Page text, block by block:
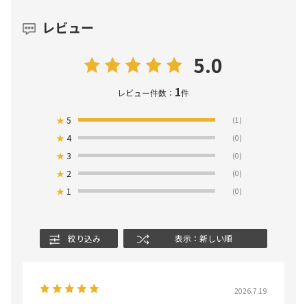
レビュー
5.0
レビュー件数： 1件
★5 (1)
★4 (0)
★3 (0)
★ 2 (0)
★ 1 (0)
絞り込み 表示：新しい順
2026.7.19